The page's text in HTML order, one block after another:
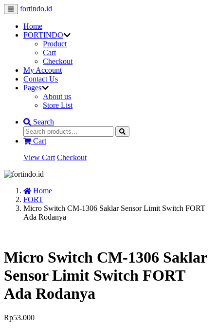
fortindo.id
Home
FORTINDO
Product
Cart
Checkout
My Account
Contact Us
Pages
About us
Store List
Search
Cart
View Cart Checkout
Home
FORT
Micro Switch CM-1306 Saklar Sensor Limit Switch FORT
Ada Rodanya
Micro Switch CM-1306 Saklar
Sensor Limit Switch FORT
Ada Rodanya
Rp53.000